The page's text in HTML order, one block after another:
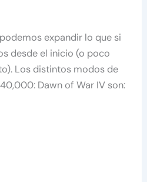
expandir lo que si
desde el inicio (o poco
Los distintos modos de
Dawn of War IV son: